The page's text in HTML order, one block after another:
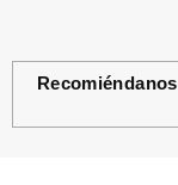
Recomiéndanos